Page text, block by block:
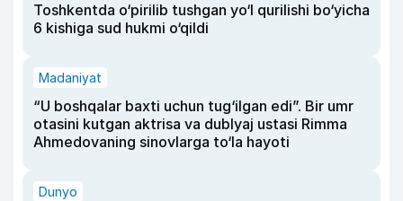
Toshkentda o‘pirilib tushgan yo‘l qurilishi bo‘yicha
6 kishiga sud hukmi o‘qildi
Madaniyat
“U boshqalar baxti uchun tug‘ilgan edi”. Bir umr
otasini kutgan aktrisa va dublyaj ustasi Rimma
Ahmedovaning sinovlarga to‘la hayoti
Dunyo